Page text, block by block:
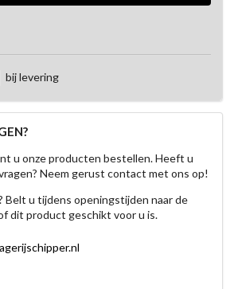
bij levering
u onze producten bestellen. Heeft u
Neem gerust contact met ons op!
Belt u tijdens openingstijden naar de
dit product geschikt voor u is.